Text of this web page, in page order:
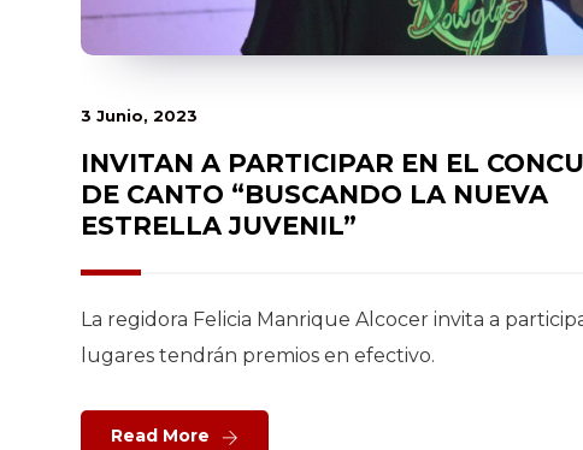
3 Junio, 2023
INVITAN A PARTICIPAR EN EL
DE CANTO “BUSCANDO LA NUEVA
ESTRELLA JUVENIL”
La regidora Felicia Manrique Alcocer invita a
lugares tendrán premios en efectivo.
Read More